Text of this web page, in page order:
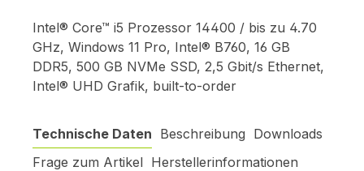
Intel® Core™ i5 Prozessor 14400 / bis zu 4.70
GHz, Windows 11 Pro, Intel® B760, 16 GB
DDR5, 500 GB NVMe SSD, 2,5 Gbit/s Ethernet,
Intel® UHD Grafik, built-to-order
Technische Daten Beschreibung Downloads
Frage zum Artikel Herstellerinformationen